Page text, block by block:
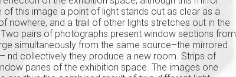
this image a point of light stands out as clear as a
nowhere, and a trail of other lights stretches out in the
pairs of photographs present window sections from
simultaneously from the same source–the mirrored
nd collectively they produce a new room. Strips of
panes of the exhibition space. The images one